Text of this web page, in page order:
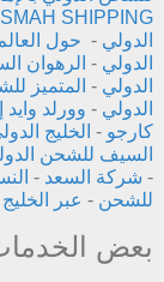
SHIPPING
الدولي - حول
الدولي - الرهوان
الدولي - المتميز
الدولي - وورلد
كارجو - الخليج
السيف للشحن
- شركة السعد -
للشحن - عبر
بعض